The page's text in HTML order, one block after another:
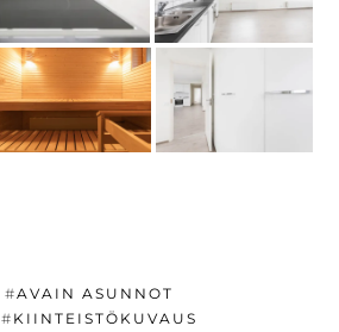
#AVAIN ASUNNOT
# KIINTEISTÖKUVAUS